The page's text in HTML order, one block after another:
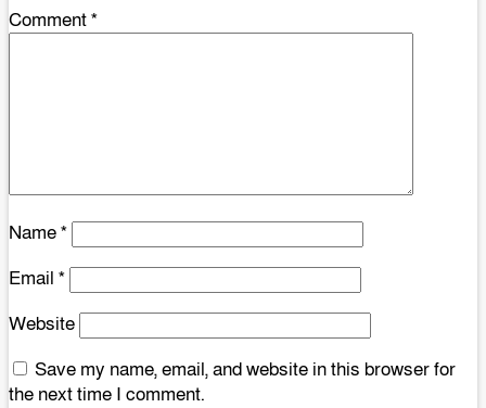
Comment*
Name*
Email *
Website
Save my name, email, and website in this browser for
the next time I comment.